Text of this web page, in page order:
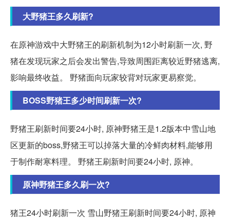
大野猪王多久刷新?
在原神游戏中大野猪王的刷新机制为12小时刷新一次, 野
猪在发现玩家之后会发出警告,导致周围距离较近野猪逃离,
影响最终收益。 野猪面向玩家较背对玩家更易察觉。
BOSS野猪王多少时间刷新一次?
野猪王刷新时间要24小时, 原神野猪王是1.2版本中雪山地
区更新的boss,野猪王可以掉落大量的冷鲜肉材料,能够用
于制作耐寒料理。 野猪王刷新时间要24小时, 原神。
原神野猪王多久刷一次?
猪王24小时刷新一次 雪山野猪王刷新时间要24小时, 原神